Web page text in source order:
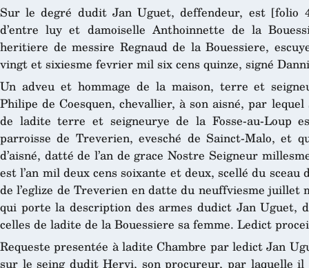
Sur le degré dudit Jan Uguet, deffendeur, est [folio
d’entre luy et damoiselle Anthoinnette de la
heritiere de messire Regnaud de la Bouessiere,
vingt et sixiesme fevrier mil six cens quinze, signé
Un adveu et hommage de la maison, terre et
Philipe de Coesquen, chevallier, à son aisné, par
de ladite terre et seigneurye de la Fosse-au-Loup
parroisse de Treverien, evesché de Sainct-Malo, et
d’aisné, datté de l’an de grace Nostre Seigneur
est l’an mil deux cens soixante et deux, scellé du sceau
de l’eglize de Treverien en datte du neuffviesme
qui porte la description des armes dudict Jan Uguet,
celles de ladite de la Bouessiere sa femme. Ledict
Requeste presentée à ladite Chambre par ledict Jan
sur le seing dudit Hervi, son procureur, par laquelle